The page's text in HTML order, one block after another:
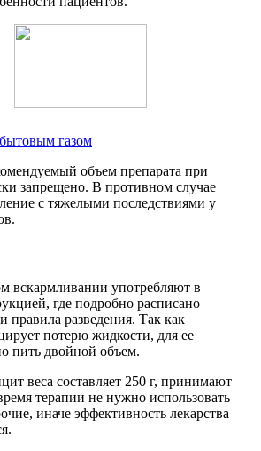
газом
объем препарата при
запрещено. В противном случае
с тяжелыми последствиями у
вскармливании употребляют в
где подробно расписано
правила разведения. Так как
потерю жидкости, для ее
пить двойной объем.
веса составляет 250 г, принимают
терапии не нужно использовать
иначе эффективность лекарства